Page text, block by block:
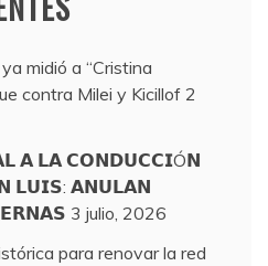
midió a “Cristina
contra Milei y Kicillof 2
𝗔 𝗟𝗔 𝗖𝗢𝗡𝗗𝗨𝗖𝗖𝗜Ó𝗡
𝗟𝗨𝗜𝗦: 𝗔𝗡𝗨𝗟𝗔𝗡
3 julio, 2026
para renovar la red